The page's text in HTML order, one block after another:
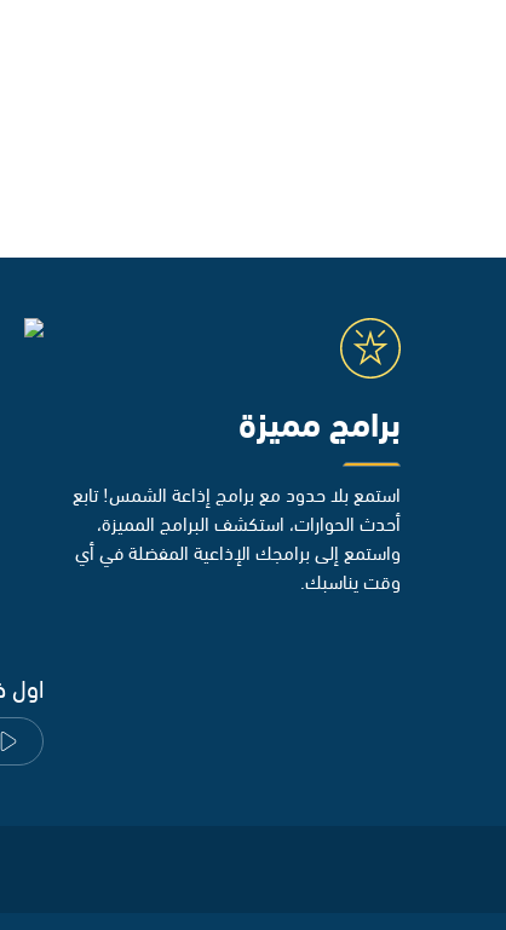
برامج مميزة
استمع بلا حدود مع برامج إذاعة الشمس! تابع
أحدث الحوارات، استكشف البرامج المميزة،
واستمع إلى برامجك الإذاعية المفضلة في أي
وقت يناسبك.
اول